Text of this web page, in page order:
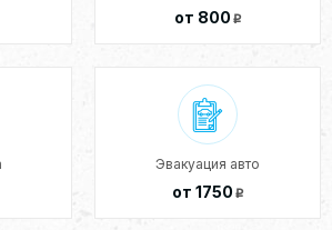
от 800 p
Эвакуация авто
от 1750 p